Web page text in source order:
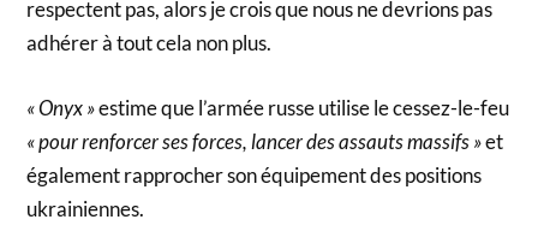
respectent pas, alors je crois que nous ne devrions pas
adhérer à tout cela non plus.
« Onyx »estime que l’armée russe utilise le cessez-le-feu
« pour renforcer ses forces, lancer des assauts massifs »et
également rapprocher son équipement des positions
ukrainiennes.